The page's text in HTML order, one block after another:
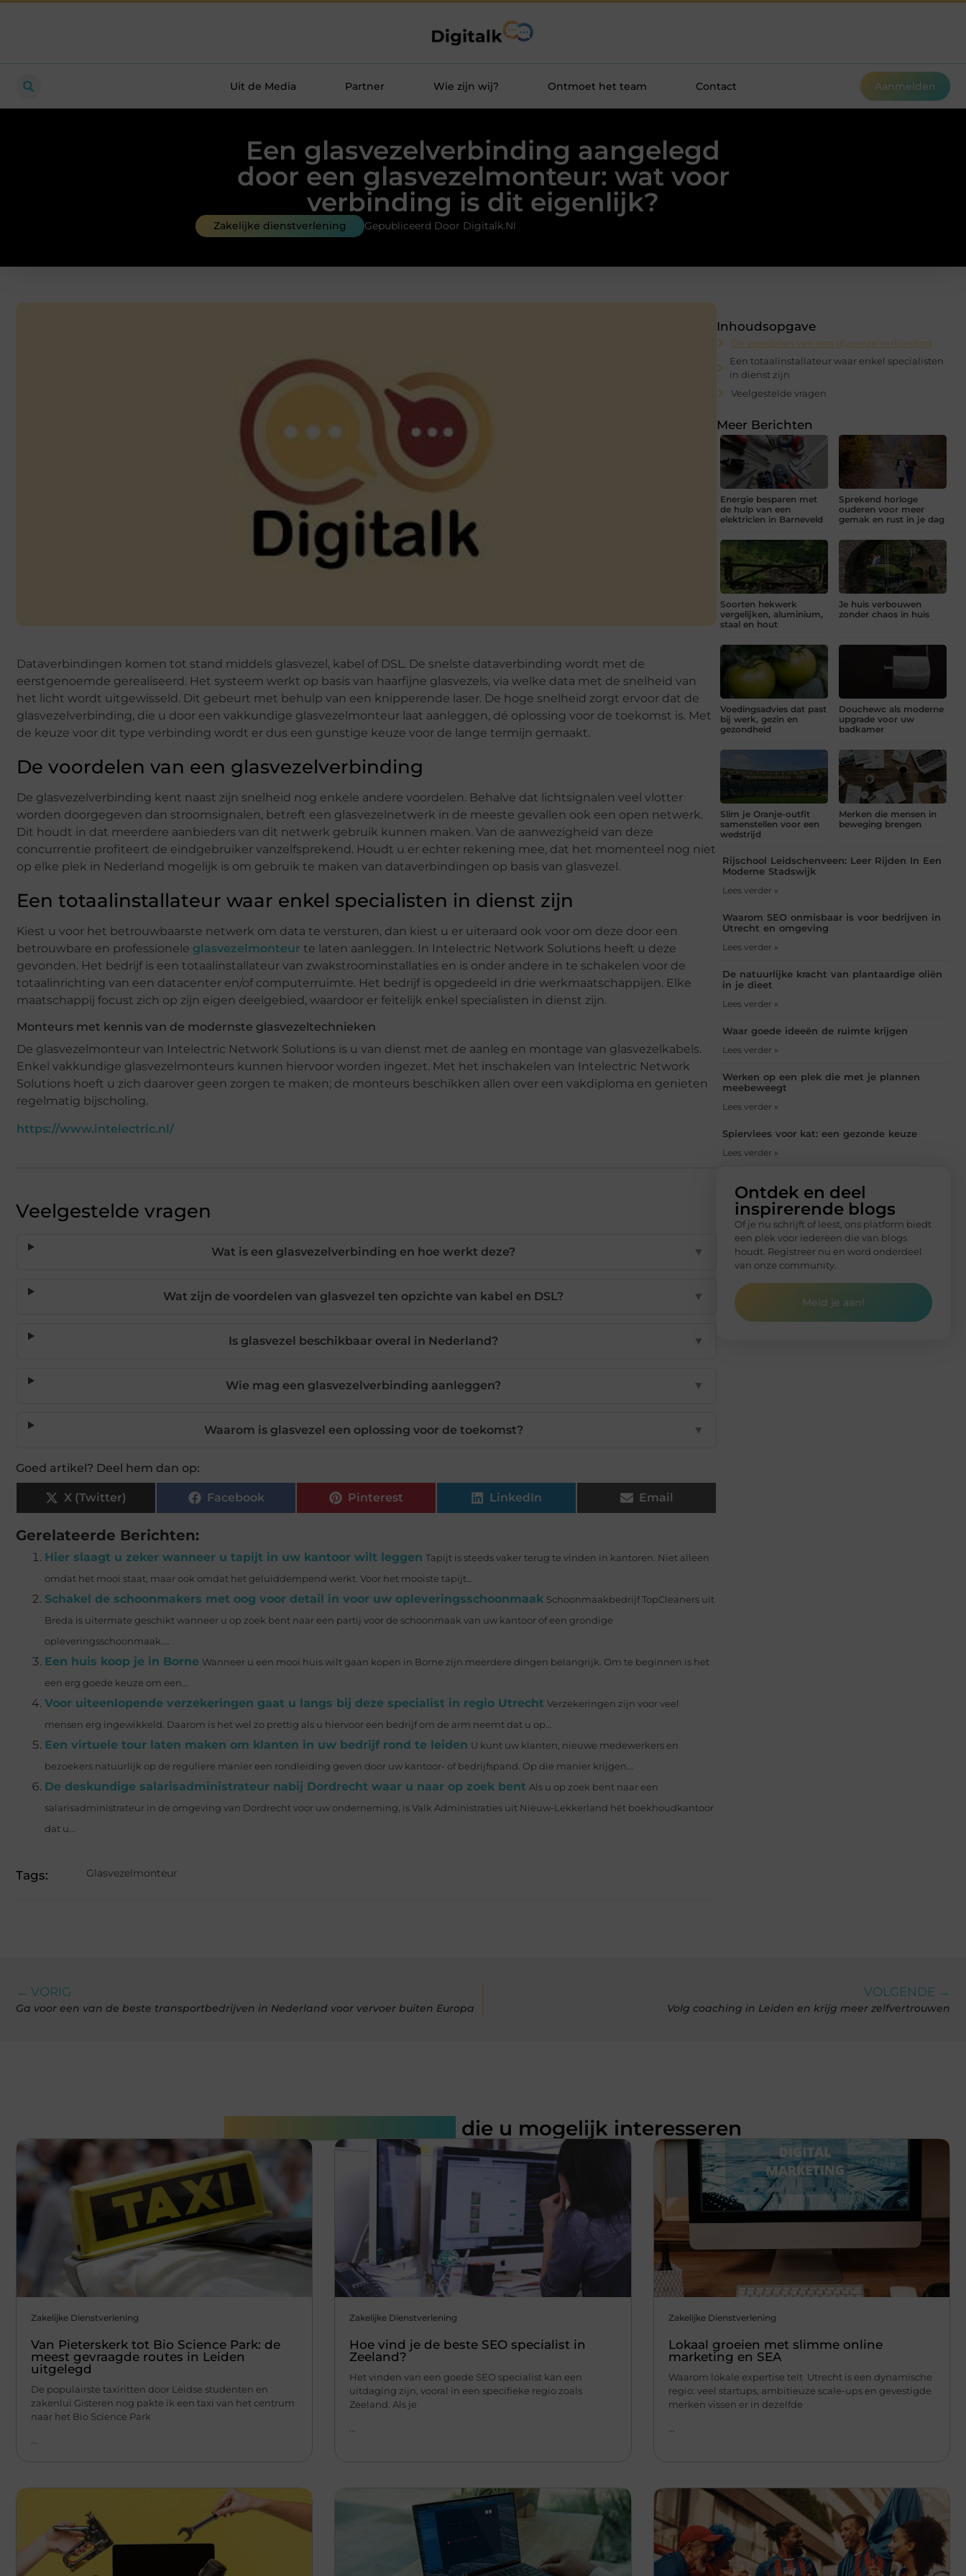
Uit de Media Partner Wie zijn wij? Ontmoet het team Contact Aanmelden
Een glasvezelverbinding aangelegd
door een glasvezelmonteur: wat voor
verbinding is dit eigenlijk?
Zakelijke dienstverlening Gepubliceerd Door Digitalk.nl
Dataverbindingen komen tot stand middels glasvezel, kabel of DSL. De snelste dataverbinding wordt met de
eerstgenoemde gerealiseerd. Het systeem werkt op basis van haarfijne glasvezels, via welke data met de snelheid van
het licht wordt uitgewisseld. Dit gebeurt met behulp van een knipperende laser. De hoge snelheid zorgt ervoor dat de
glasvezelverbinding, die u door een vakkundige glasvezelmonteur laat aanleggen, dé oplossing voor de toekomst is. Met
de keuze voor dit type verbinding wordt er dus een gunstige keuze voor de lange termijn gemaakt.
De voordelen van een glasvezelverbinding
De glasvezelverbinding kent naast zijn snelheid nog enkele andere voordelen. Behalve dat lichtsignalen veel vlotter
worden doorgegeven dan stroomsignalen, betreft een glasvezelnetwerk in de meeste gevallen ook een open netwerk.
Dit houdt in dat meerdere aanbieders van dit netwerk gebruik kunnen maken. Van de aanwezigheid van deze
concurrentie profiteert de eindgebruiker vanzelfsprekend. Houdt u er echter rekening mee, dat het momenteel nog niet
op elke plek in Nederland mogelijk is om gebruik te maken van dataverbindingen op basis van glasvezel.
Een totaalinstallateur waar enkel specialisten in dienst zijn
Kiest u voor het betrouwbaarste netwerk om data te versturen, dan kiest u er uiteraard ook voor om deze door een
betrouwbare en professionele glasvezelmonteur te laten aanleggen. In Intelectric Network Solutions heeft u deze
gevonden. Het bedrijf is een totaalinstallateur van zwakstroominstallaties en is onder andere in te schakelen voor de
totaalinrichting van een datacenter en/of computerruimte. Het bedrijf is opgedeeld in drie werkmaatschappijen. Elke
maatschappij focust zich op zijn eigen deelgebied, waardoor er feitelijk enkel specialisten in dienst zijn.
Monteurs met kennis van de modernste glasvezeltechnieken
De glasvezelmonteur van Intelectric Network Solutions is u van dienst met de aanleg en montage van glasvezelkabels.
Enkel vakkundige glasvezelmonteurs kunnen hiervoor worden ingezet. Met het inschakelen van Intelectric Network
Solutions hoeft u zich daarover geen zorgen te maken; de monteurs beschikken allen over een vakdiploma en genieten
regelmatig bijscholing.
https://www.intelectric.nl/
Veelgestelde vragen
Wat is een glasvezelverbinding en hoe werkt deze? ▼
Wat zijn de voordelen van glasvezel ten opzichte van kabel en DSL? ▼
Is glasvezel beschikbaar overal in Nederland? ▼
Wie mag een glasvezelverbinding aanleggen? ▼
Waarom is glasvezel een oplossing voor de toekomst? ▼
Goed artikel? Deel hem dan op:
X (Twitter) Facebook Pinterest LinkedIn Email
Gerelateerde Berichten:
Hier slaagt u zeker wanneer u tapijt in uw kantoor wilt leggen Tapijt is steeds vaker terug te vinden in kantoren. Niet alleen
omdat het mooi staat, maar ook omdat het geluiddempend werkt. Voor het mooiste tapijt...
Schakel de schoonmakers met oog voor detail in voor uw opleveringsschoonmaak Schoonmaakbedrijf TopCleaners uit
Breda is uitermate geschikt wanneer u op zoek bent naar een partij voor de schoonmaak van uw kantoor of een grondige
opleveringsschoonmaak....
Een huis koop je in Borne Wanneer u een mooi huis wilt gaan kopen in Borne zijn meerdere dingen belangrijk. Om te beginnen is het
een erg goede keuze om een...
Voor uiteenlopende verzekeringen gaat u langs bij deze specialist in regio Utrecht Verzekeringen zijn voor veel
mensen erg ingewikkeld. Daarom is het wel zo prettig als u hiervoor een bedrijf om de arm neemt dat u op...
Een virtuele tour laten maken om klanten in uw bedrijf rond te leiden U kunt uw klanten, nieuwe medewerkers en
bezoekers natuurlijk op de reguliere manier een rondleiding geven door uw kantoor- of bedrijfspand. Op die manier krijgen...
De deskundige salarisadministrateur nabij Dordrecht waar u naar op zoek bent Als u op zoek bent naar een
salarisadministrateur in de omgeving van Dordrecht voor uw onderneming, is Valk Administraties uit Nieuw-Lekkerland hét boekhoudkantoor
dat u...
Tags: Glasvezelmonteur
Inhoudsopgave
De voordelen van een glasvezelverbinding
Een totaalinstallateur waar enkel specialisten
in dienst zijn
Veelgestelde vragen
Meer Berichten
Energie besparen met
de hulp van een
elektricien in Barneveld
Sprekend horloge
ouderen voor meer
gemak en rust in je dag
Soorten hekwerk
vergelijken, aluminium,
staal en hout
Je huis verbouwen
zonder chaos in huis
Voedingsadvies dat past
bij werk, gezin en
gezondheid
Douchewc als moderne
upgrade voor uw
badkamer
Slim je Oranje-outfit
samenstellen voor een
wedstrijd
Merken die mensen in
beweging brengen
Rijschool Leidschenveen: Leer Rijden In Een
Moderne Stadswijk
Lees verder »
Waarom SEO onmisbaar is voor bedrijven in
Utrecht en omgeving
Lees verder »
De natuurlijke kracht van plantaardige oliën
in je dieet
Lees verder »
Waar goede ideeën de ruimte krijgen
Lees verder »
Werken op een plek die met je plannen
meebeweegt
Lees verder »
Spiervlees voor kat: een gezonde keuze
Lees verder »
Ontdek en deel
inspirerende blogs
Of je nu schrijft of leest, ons platform biedt
een plek voor iedereen die van blogs
houdt. Registreer nu en word onderdeel
van onze community.
Meld je aan!
← VORIG
Ga voor een van de beste transportbedrijven in Nederland voor vervoer buiten Europa
VOLGENDE →
Volg coaching in Leiden en krijg meer zelfvertrouwen
die u mogelijk interesseren
Zakelijke Dienstverlening
Van Pieterskerk tot Bio Science Park: de
meest gevraagde routes in Leiden
uitgelegd
De populairste taxiritten door Leidse studenten en
zakenlui Gisteren nog pakte ik een taxi van het centrum
naar het Bio Science Park
...
Zakelijke Dienstverlening
Hoe vind je de beste SEO specialist in
Zeeland?
Het vinden van een goede SEO specialist kan een
uitdaging zijn, vooral in een specifieke regio zoals
Zeeland. Als je
...
Zakelijke Dienstverlening
Lokaal groeien met slimme online
marketing en SEA
Waarom lokale expertise telt Utrecht is een dynamische
regio: veel startups, ambitieuze scale-ups en gevestigde
merken vissen er in dezelfde
...